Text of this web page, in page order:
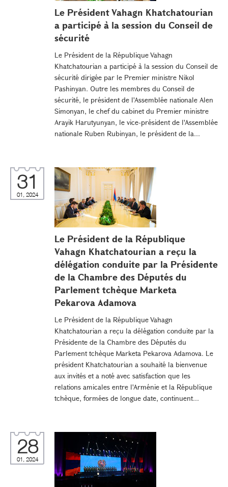
Le Président Vahagn Khatchatourian
a participé à la session du Conseil de
sécurité
Le Président de la République Vahagn
Khatchatourian a participé à la session du Conseil de
sécurité dirigée par le Premier ministre Nikol
Pashinyan. Outre les membres du Conseil de
sécurité, le président de l'Assemblée nationale Alen
Simonyan, le chef du cabinet du Premier ministre
Arayik Harutyunyan, le vice-président de l'Assemblée
nationale Ruben Rubinyan, le président de la...
31
01, 2024
Le Président de la République
Vahagn Khatchatourian a reçu la
délégation conduite par la Présidente
de la Chambre des Députés du
Parlement tchèque Marketa
Pekarova Adamova
Le Président de la République Vahagn
Khatchatourian a reçu la délégation conduite par la
Présidente de la Chambre des Députés du
Parlement tchèque Marketa Pekarova Adamova. Le
président Khatchatourian a souhaité la bienvenue
aux invités et a noté avec satisfaction que les
relations amicales entre l'Arménie et la République
tchèque, formées de longue date, continuent...
28
01, 2024